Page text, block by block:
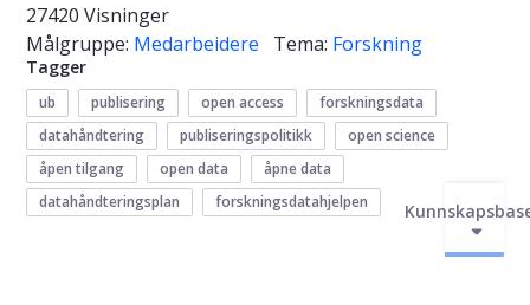
27420 Visninger
Målgruppe: Medarbeidere Tema: Forskning
Tagger
ub publisering open access
forskningsdata
datahåndtering
publiseringspolitikk
open science
åpen tilgang
open data
åpne data
datahåndteringsplan
forskningsdatahjelpen